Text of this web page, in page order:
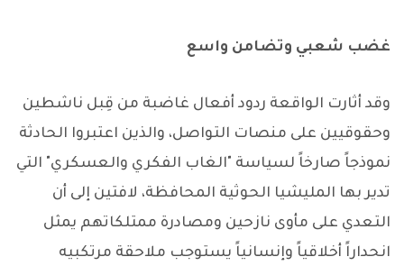
غضب شعبي وتضامن واسع
وقد أثارت الواقعة ردود أفعال غاضبة من قِبل ناشطين
وحقوقيين على منصات التواصل، والذين اعتبروا الحادثة
نموذجاً صارخاً لسياسة "الغاب الفكري والعسكري" التي
تدير بها المليشيا الحوثية المحافظة، لافتين إلى أن
التعدي على مأوى نازحين ومصادرة ممتلكاتهم يمثل
انحداراً أخلاقياً وإنسانياً يستوجب ملاحقة مرتكبيه